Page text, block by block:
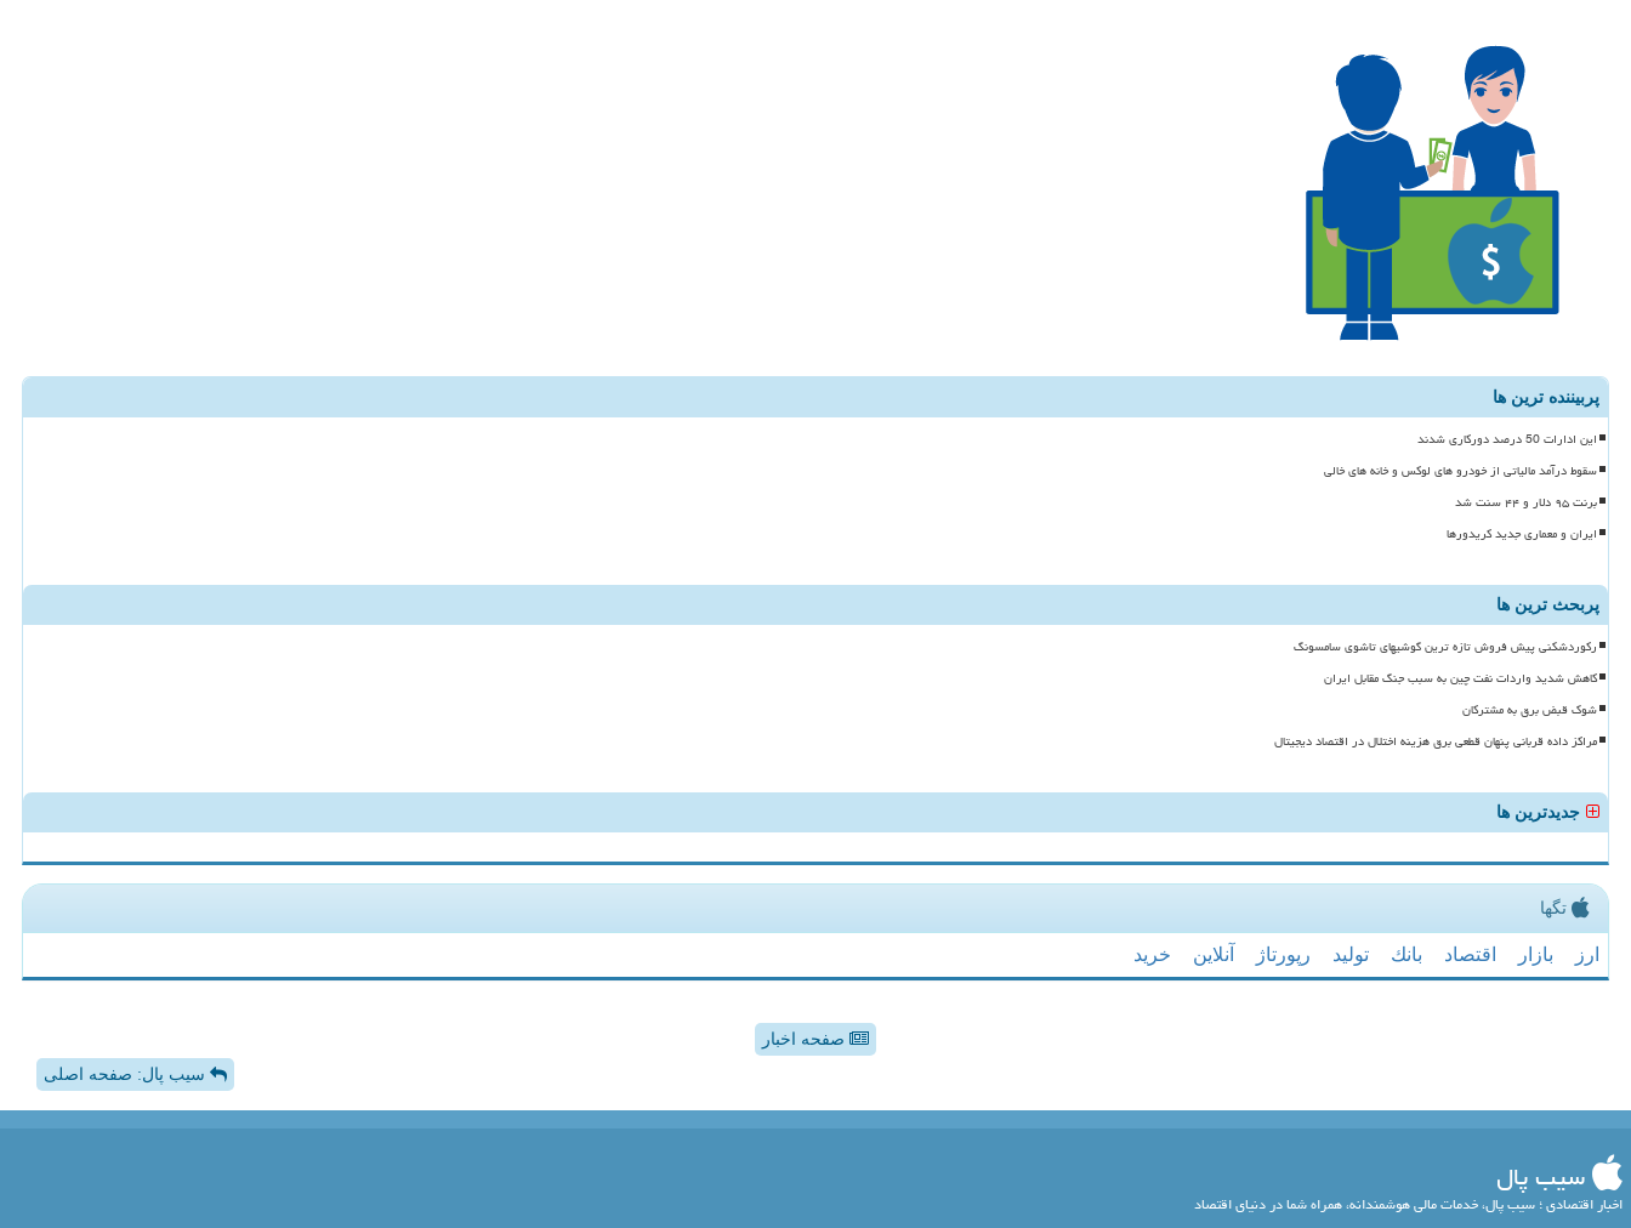
پربیننده ترین ها
این ادارات 50 درصد دورکاری شدند
سقوط درآمد مالیاتی از خودرو های لوکس و خانه های خالی
برنت ۹۵ دلار و ۴۴ سنت شد
ایران و معماری جدید کریدورها
پربحث ترین ها
رکوردشکنی پیش فروش تازه ترین گوشیهای تاشوی سامسونگ
کاهش شدید واردات نفت چین به سبب جنگ مقابل ایران
شوک قبض برق به مشترکان
مراکز داده قربانی پنهان قطعی برق هزینه اختلال در اقتصاد دیجیتال
جدیدترین ها
تگها
ارز بازار اقتصاد بانك تولید رپورتاژ آنلاین خرید
صفحه اخبار
سیب پال: صفحه اصلی
سیب پال
اخبار اقتصادی ؛ سیب پال، خدمات مالی هوشمندانه، همراه شما در دنیای اقتصاد